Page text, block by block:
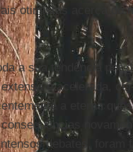
otimistas acerca do
a sua tendência por
e acelerada,
a eterna
debates, foram